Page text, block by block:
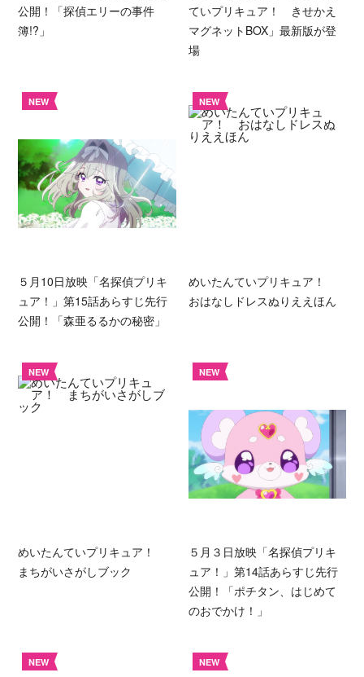
公開！「探偵エリーの事件
簿!?」
ていプリキュア！ きせかえ
マグネットBOX」最新版が登
場
NEW
５月10日放映「名探偵プリキ
ュア！」第15話あらすじ先行
公開！「森亜るるかの秘密」
NEW
めいたんていプリキュア！
おはなしドレスぬりええほん
NEW
めいたんていプリキュア！
まちがいさがしブック
NEW
５月３日放映「名探偵プリキ
ュア！」第14話あらすじ先行
公開！「ポチタン、はじめて
のおでかけ！」
NEW NEW